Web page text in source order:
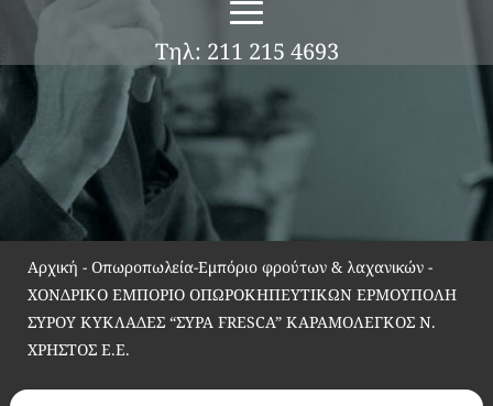
Τηλ: 211 215 4693
Αρχική - Οπωροπωλεία-Εμπόριο φρούτων & λαχανικών-
ΧΟΝΔΡΙΚΟ ΕΜΠΟΡΙΟ ΟΠΩΡΟΚΗΠΕΥΤΙΚΩΝ ΕΡΜΟΥΠΟΛΗ
ΣΥΡΟΥ ΚΥΚΛΑΔΕΣ “ΣΥΡΑ FRESCA” ΚΑΡΑΜΟΛΕΓΚΟΣ Ν.
ΧΡΗΣΤΟΣ Ε.Ε.